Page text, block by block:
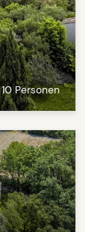
Personen